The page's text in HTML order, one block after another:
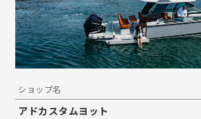
ショップ名
アドカスタムヨット